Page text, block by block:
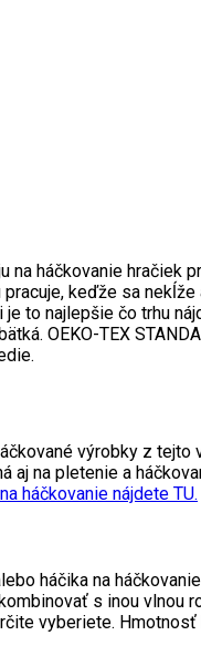
háčkovanie
keďže sa
to najlepšie čo trhu
OEKO-TEX
výrobky z
na pletenie a
háčkovanie nájdete TU.
háčika na
s inou vlnou
vyberiete.